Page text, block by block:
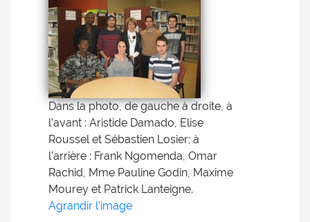
Dans la photo, de gauche à droite, à
l’avant : Aristide Damado, Elise
Roussel et Sébastien Losier; à
l’arrière : Frank Ngomenda, Omar
Rachid, Mme Pauline Godin, Maxime
Mourey et Patrick Lanteigne.
Agrandir l'image